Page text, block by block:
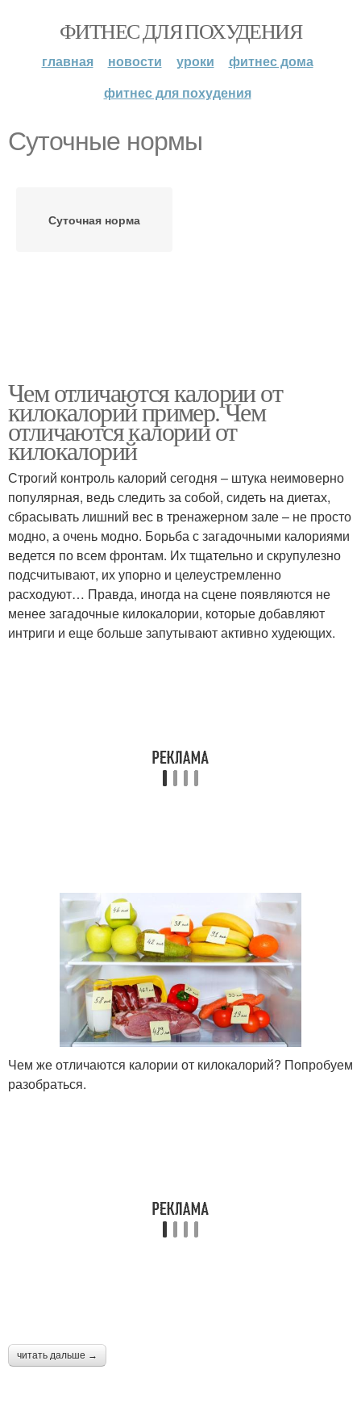
ФИТНЕС ДЛЯ ПОХУДЕНИЯ
главная новости уроки
фитнес дома
фитнес для похудения
Суточные нормы
Суточная норма
Чем отличаются калории от
килокалорий пример. Чем
отличаются калории от
килокалорий
Строгий контроль калорий сегодня – штука неимоверно
популярная, ведь следить за собой, сидеть на диетах,
сбрасывать лишний вес в тренажерном зале – не просто
модно, а очень модно. Борьба с загадочными калориями
ведется по всем фронтам. Их тщательно и скрупулезно
подсчитывают, их упорно и целеустремленно
расходуют… Правда, иногда на сцене появляются не
менее загадочные килокалории, которые добавляют
интриги и еще больше запутывают активно худеющих.
Чем же отличаются калории от килокалорий? Попробуем
разобраться.
читать дальше →